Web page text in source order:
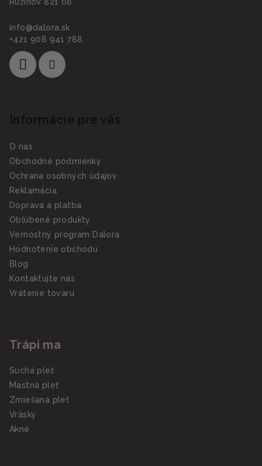
info@dalora.sk
+421 908 941 788
Informácie pre vás
O nás
Obchodné podmienky
Ochrana osobných údajov
Reklamácia
Doprava a platba
Obľúbené produkty
Vernostný program Dalora
Hodnotenie obchodu
Blog
Kontaktujte nás
Vrátenie tovaru
Trápi ma
Suchá pleť
Mastná pleť
Zmiešaná pleť
Vrásky
Akné